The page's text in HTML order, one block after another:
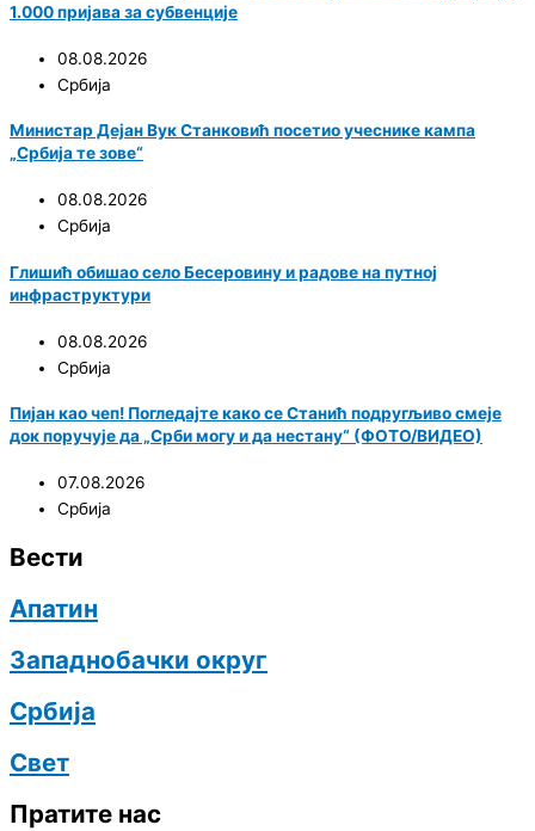
1.000 пријава за субвенције
08.08.2026
Србија
Министар Дејан Вук Станковић посетио учеснике кампа
„Србија те зове“
08.08.2026
Србија
Глишић обишао село Бесеровину и радове на путној
инфраструктури
08.08.2026
Србија
Пијан као чеп! Погледајте како се Станић подругљиво смеје
док поручује да „Срби могу и да нестану“ (ФОТО/ВИДЕО)
07.08.2026
Србија
Вести
Апатин
Западнобачки округ
Србија
Свет
Пратите нас